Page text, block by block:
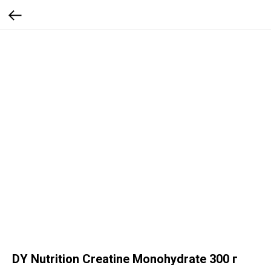
DY Nutrition Creatine Monohydrate 300 г